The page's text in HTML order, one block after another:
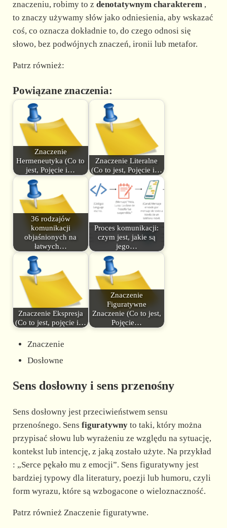
znaczeniu, robimy to z denotatywnym charakterem,
to znaczy używamy słów jako odniesienia, aby wskazać
coś, co oznacza dokładnie to, do czego odnosi się
słowo, bez podwójnych znaczeń, ironii lub metafor.
Patrz również:
Powiązane znaczenia:
Znaczenie
Hermeneutyka (Co to
jest, Pojęcie i…
Znaczenie Literalne
(Co to jest, Pojęcie i…
36 rodzajów
komunikacji
objaśnionych na
łatwych…
Proces komunikacji:
czym jest, jakie są
jego…
Znaczenie Ekspresja
(Co to jest, pojęcie i…
Znaczenie
Figuratywne
Znaczenie (Co to jest,
Pojęcie…
Znaczenie
Dosłowne
Sens dosłowny i sens przenośny
Sens dosłowny jest przeciwieństwem sensu
przenośnego. Sens figuratywnyto taki, który można
przypisać słowu lub wyrażeniu ze względu na sytuację,
kontekst lub intencję, z jaką zostało użyte. Na przykład
: „Serce pękało mu z emocji”. Sens figuratywny jest
bardziej typowy dla literatury, poezji lub humoru, czyli
form wyrazu, które są wzbogacone o wieloznaczność.
Patrz również Znaczenie figuratywne.